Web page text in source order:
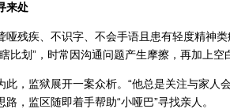
来处
哑残疾、不识字、不会手语且患有轻度精神
比划”，时常因沟通问题产生摩擦，再加上空
此，监狱展开一案众析。“他总是关注与家人
路，监区随即着手帮助“小哑巴”寻找亲人。